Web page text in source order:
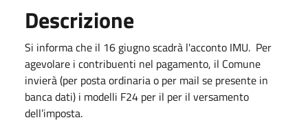
Descrizione
Si informa che il 16 giugno scadrà l'acconto IMU. Per
agevolare i contribuenti nel pagamento, il Comune
invierà (per posta ordinaria o per mail se presente in
banca dati) i modelli F24 per il per il versamento
dell’imposta.